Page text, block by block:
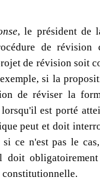
, le président de
de révision
de révision soit
si la
de réviser la
est porté
peut et doit
ce n'est pas le